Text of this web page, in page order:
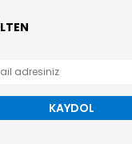
KAYDOL